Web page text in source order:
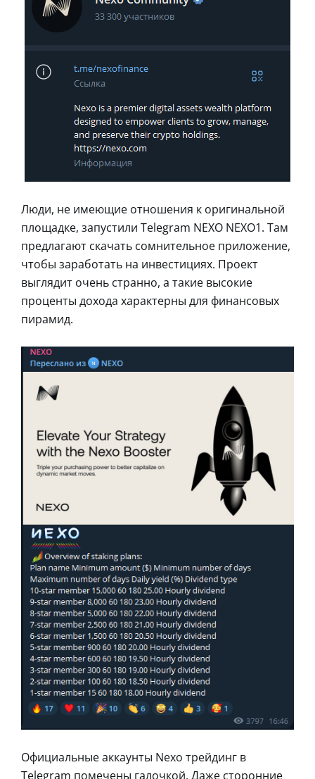
Люди, не имеющие отношения к оригинальной
площадке, запустили Telegram NEXO NEXO1. Там
предлагают скачать сомнительное приложение,
чтобы заработать на инвестициях. Проект
выглядит очень странно, а такие высокие
проценты дохода характерны для финансовых
пирамид.
Официальные аккаунты Nexo трейдинг в
Telegram помечены галочкой. Даже сторонние